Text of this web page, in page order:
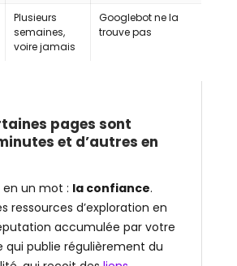
Plusieurs
semaines,
voire jamais
Googlebot ne la
trouve pas
pages sont
et d’autres en
un mot : la confiance.
ressources d’exploration en
accumulée par votre
qui publie régulièrement du